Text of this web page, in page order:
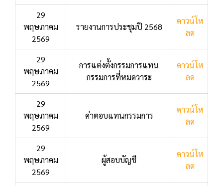
29
พฤษภาคม
2569
รายงานการประชุมปี 2568
ดาวน์โห
ลด
29
พฤษภาคม
2569
การแต่งตั้งกรรมการแทน
กรรมการที่หมดวาระ
ดาวน์โห
ลด
29
พฤษภาคม
2569
ค่าตอบแทนกรรมการ
ดาวน์โห
ลด
29
พฤษภาคม
2569
ผู้สอบบัญชี
ดาวน์โห
ลด